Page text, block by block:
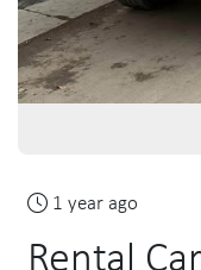
1 year ago
Rental